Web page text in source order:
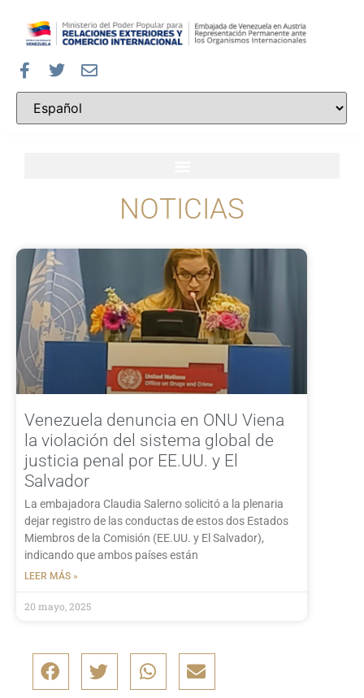
NOTICIAS
Venezuela denuncia en ONU Viena
la violación del sistema global de
justicia penal por EE.UU. y El
Salvador
La embajadora Claudia Salerno solicitó a la plenaria
dejar registro de las conductas de estos dos Estados
Miembros de la Comisión (EE.UU. y El Salvador),
indicando que ambos países están
LEER MÁS »
20 mayo, 2025